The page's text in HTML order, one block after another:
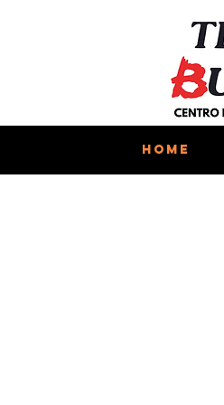
Home